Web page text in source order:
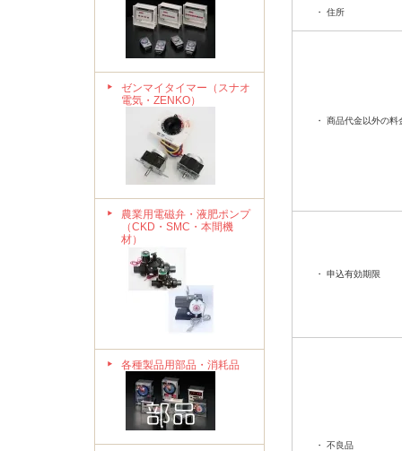
ゼンマイタイマー（スナオ
電気・ZENKO）
農業用電磁弁・液肥ポンプ
（CKD・SMC・本間機
材）
各種製品用部品・消耗品
・ 住所
・ 商品代金以外の料
・ 申込有効期限
・ 不良品